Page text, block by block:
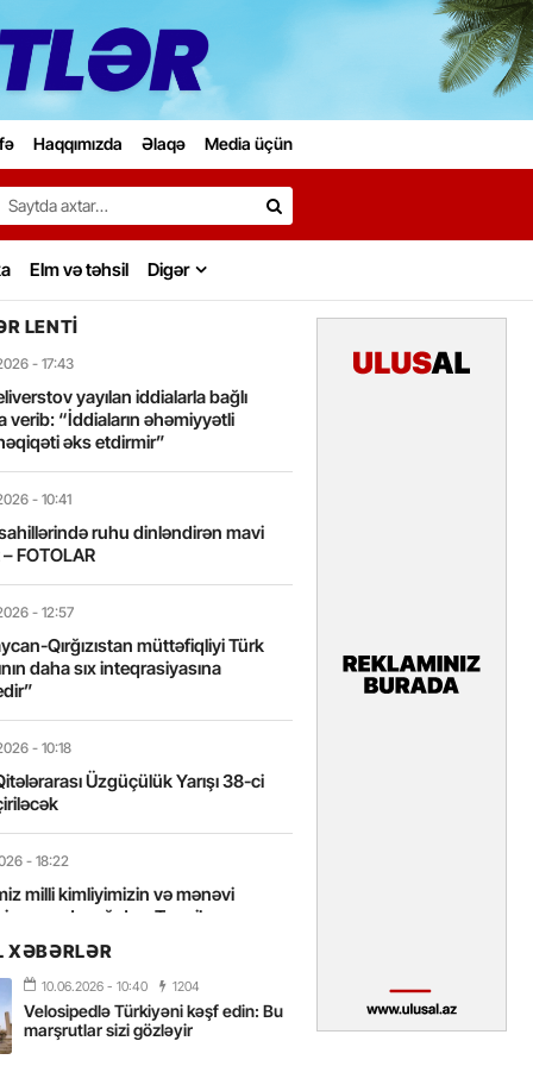
Haqqımızda Əlaqə Media üçün
Search…
Elm və təhsil Digər
LENTI
- 17:43
yayılan iddialarla bağlı
verib: “İddiaların əhəmiyyətli
əks etdirmir”
- 10:41
ruhu dinləndirən mavi
FOTOLAR
- 12:57
Qırğızıstan müttəfiqliyi Türk
daha sıx inteqrasiyasına
- 10:18
Üzgüçülük Yarışı 38-ci
- 18:22
milli kimliyimizin və mənəvi
əsas dayağıdır – Tənzilə
- 16:58
yalnız böyük liderlər dəyişir
XƏBƏRLƏR
10.06.2026 - 10:40 1204
Velosipedlə Türkiyəni kəşf edin: Bu
marşrutlar sizi gözləyir